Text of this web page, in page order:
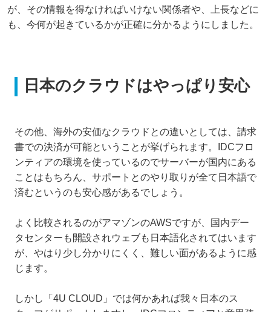
が、その情報を得なければいけない関係者や、上長などに
も、今何が起きているかが正確に分かるようにしました。
日本のクラウドはやっぱり安心
その他、海外の安価なクラウドとの違いとしては、請求
書での決済が可能ということが挙げられます。IDCフロ
ンティアの環境を使っているのでサーバーが国内にある
ことはもちろん、サポートとのやり取りが全て日本語で
済むというのも安心感があるでしょう。
よく比較されるのがアマゾンのAWSですが、国内デー
タセンターも開設されウェブも日本語化されてはいます
が、やはり少し分かりにくく、難しい面があるように感
じます。
しかし「4U CLOUD」では何かあれば我々日本のス